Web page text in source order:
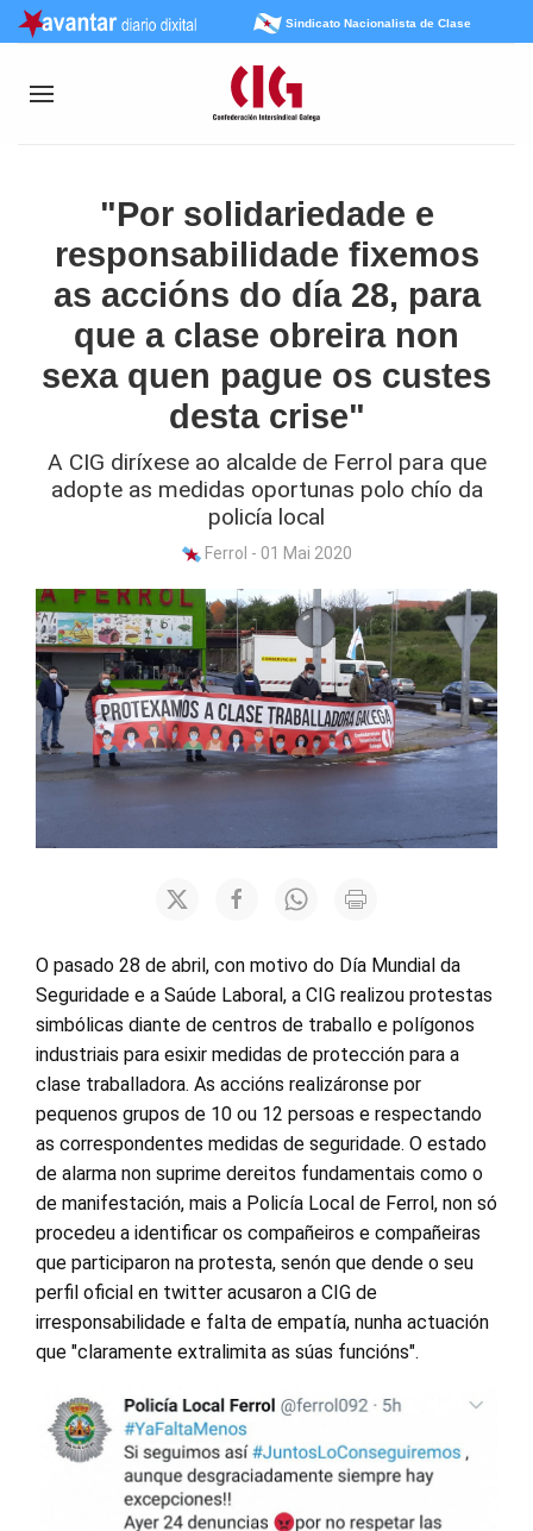
Sindicato Nacionalista de Clase
"Por solidariedade e
responsabilidade fixemos
as accións do día 28, para
que a clase obreira non
sexa quen pague os custes
desta crise"
A CIG diríxese ao alcalde de Ferrol para que
adopte as medidas oportunas polo chío da
policía local
Ferrol - 01 Mai 2020
O pasado 28 de abril, con motivo do Día Mundial da
Seguridade e a Saúde Laboral, a CIG realizou protestas
simbólicas diante de centros de traballo e polígonos
industriais para esixir medidas de protección para a
clase traballadora. As accións realizáronse por
pequenos grupos de 10 ou 12 persoas e respectando
as correspondentes medidas de seguridade. O estado
de alarma non suprime dereitos fundamentais como o
de manifestación, mais a Policía Local de Ferrol, non só
procedeu a identificar os compañeiros e compañeiras
que participaron na protesta, senón que dende o seu
perfil oficial en twitter acusaron a CIG de
irresponsabilidade e falta de empatía, nunha actuación
que "claramente extralimita as súas funcións".